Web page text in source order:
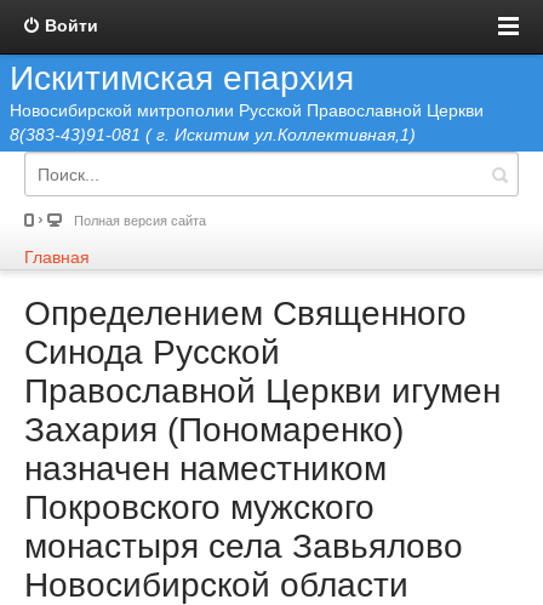
Войти
Искитимская епархия
Новосибирской митрополии Русской Православной Церкви
8(383-43)91-081 ( г. Искитим ул.Коллективная,1)
Полная версия сайта
Главная
Определением Священного
Синода Русской
Православной Церкви игумен
Захария (Пономаренко)
назначен наместником
Покровского мужского
монастыря села Завьялово
Новосибирской области